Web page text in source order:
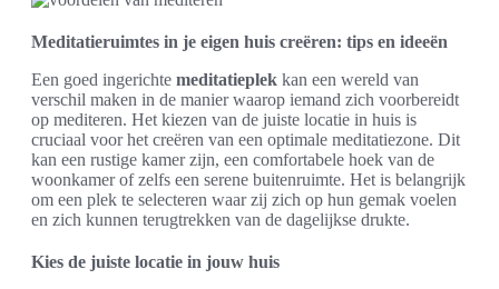
Meditatieruimtes in je eigen huis creëren: tips en ideeën
Een goed ingerichte meditatieplek kan een wereld van
verschil maken in de manier waarop iemand zich voorbereidt
op mediteren. Het kiezen van de juiste locatie in huis is
cruciaal voor het creëren van een optimale meditatiezone. Dit
kan een rustige kamer zijn, een comfortabele hoek van de
woonkamer of zelfs een serene buitenruimte. Het is belangrijk
om een plek te selecteren waar zij zich op hun gemak voelen
en zich kunnen terugtrekken van de dagelijkse drukte.
Kies de juiste locatie in jouw huis